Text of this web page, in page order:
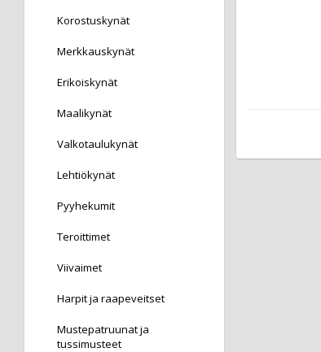
Korostuskynät
Merkkauskynät
Erikoiskynät
Maalikynät
Valkotaulukynät
Lehtiökynät
Pyyhekumit
Teroittimet
Viivaimet
Harpit ja raapeveitset
Mustepatruunat ja
tussimusteet